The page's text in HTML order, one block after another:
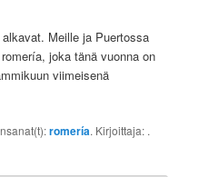
Meille ja Puertossa
joka tänä vuonna on
viimeisenä
romería. Kirjoittaja: .